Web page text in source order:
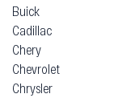
Buick
Cadillac
Chery
Chevrolet
Chrysler